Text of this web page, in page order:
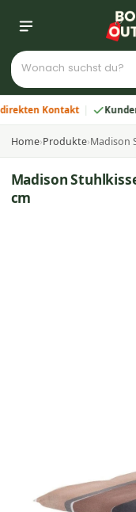
Kontakt
Home›Produkte›Madison
Madison
cm